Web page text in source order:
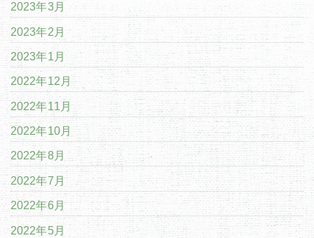
2023年3月
2023年2月
2023年1月
2022年12月
2022年11月
2022年10月
2022年8月
2022年7月
2022年6月
2022年5月